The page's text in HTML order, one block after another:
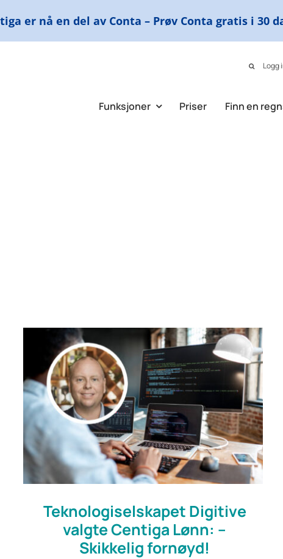
er nå en del av Conta – Prøv Conta gratis i 30
Logg
Funksjoner Priser Finn en
Teknologiselskapet Digitive
valgte Centiga Lønn: –
Skikkelig fornøyd!